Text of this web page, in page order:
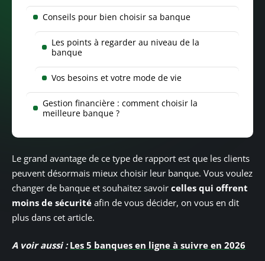
Conseils pour bien choisir sa banque
Les points à regarder au niveau de la
banque
Vos besoins et votre mode de vie
Gestion financière : comment choisir la
meilleure banque ?
Le grand avantage de ce type de rapport est que les clients
peuvent désormais mieux choisir leur banque. Vous voulez
changer de banque et souhaitez savoir celles qui offrent
moins de sécurité afin de vous décider, on vous en dit
plus dans cet article.
A voir aussi : Les 5 banques en ligne à suivre en 2026